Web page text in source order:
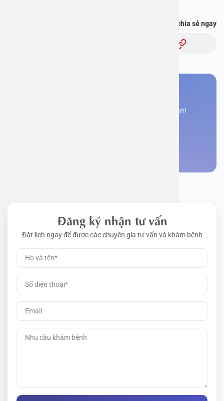
Bạn thấy thông tin này hữu ích, chia sẻ ngay
Đăng kí ngay để được các chuyên gia tư vấn và khám
Đăng ký nhận tư vấn
Đặt lịch ngay để được các chuyên gia tư vấn và khám bệnh